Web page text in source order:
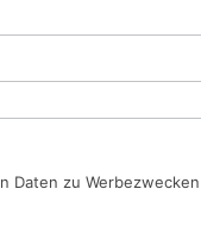
Daten zu